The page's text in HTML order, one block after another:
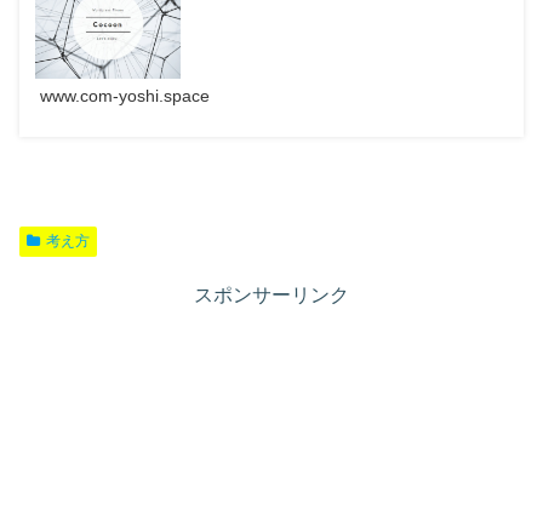
www.com-yoshi.space
考え方
スポンサーリンク